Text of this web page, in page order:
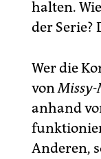
halten.
der Serie?
Wer die
von
anhand
Anderen,